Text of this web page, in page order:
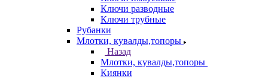
Ключи разводные
Ключи трубные
Рубанки
Млотки, кувалды,топоры
Назад
Млотки, кувалды,топоры
Киянки